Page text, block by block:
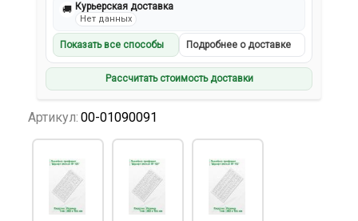
🚚 Курьерская доставка
Нет данных
Показать все способы Подробнее о доставке
Рассчитать стоимость доставки
Артикул: 00-01090091